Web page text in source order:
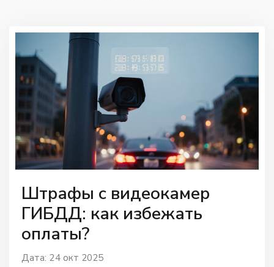
Штрафы с видеокамер
ГИБДД: как избежать
оплаты?
Дата: 24 окт 2025